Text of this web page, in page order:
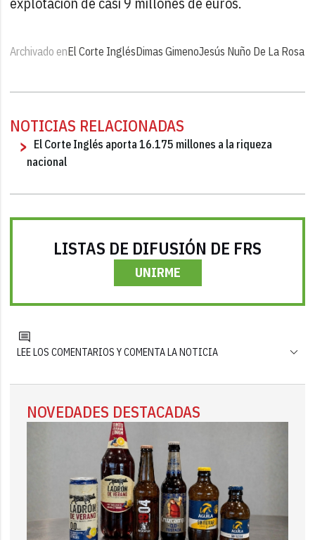
Archivado enEl Corte InglésDimas GimenoJesús Nuño De La Rosa
NOTICIAS RELACIONADAS
El Corte Inglés aporta 16.175 millones a la riqueza
nacional
LISTAS DE DIFUSIÓN DE FRS
UNIRME
LEE LOS COMENTARIOS Y COMENTA LA NOTICIA
NOVEDADES DESTACADAS